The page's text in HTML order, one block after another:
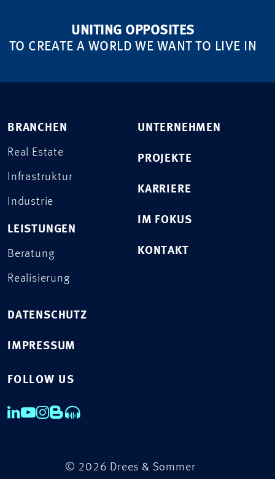
UNITING OPPOSITES
TO CREATE A WORLD WE WANT TO LIVE IN
BRANCHEN
Real Estate
Infrastruktur
Industrie
LEISTUNGEN
Beratung
Realisierung
UNTERNEHMEN
PROJEKTE
KARRIERE
IM FOKUS
KONTAKT
DATENSCHUTZ
IMPRESSUM
FOLLOW US
© 2026 Drees & Sommer